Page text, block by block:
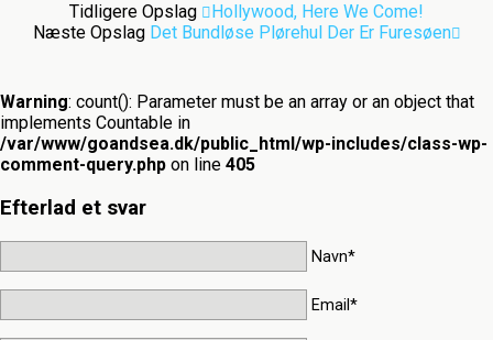
Tidligere Opslag
Hollywood, Here We Come!
Næste Opslag Det Bundløse Plørehul Der Er Furesøen
Warning: count(): Parameter must be an array or an object that
implements Countable in
/var/www/goandsea.dk/public_html/wp-includes/class-wp-
comment-query.php on line 405
Efterlad et svar
Navn*
Email*